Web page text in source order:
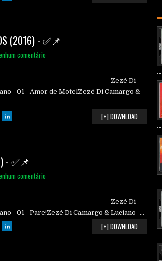
(2016) - ✅📌
comentário
Di
- 01 - Amor de MotelZezé Di Camargo &
[+] DOWNLOAD
- ✅📌
comentário
Di
- 01 - Pare!Zezé Di Camargo & Luciano -...
[+] DOWNLOAD